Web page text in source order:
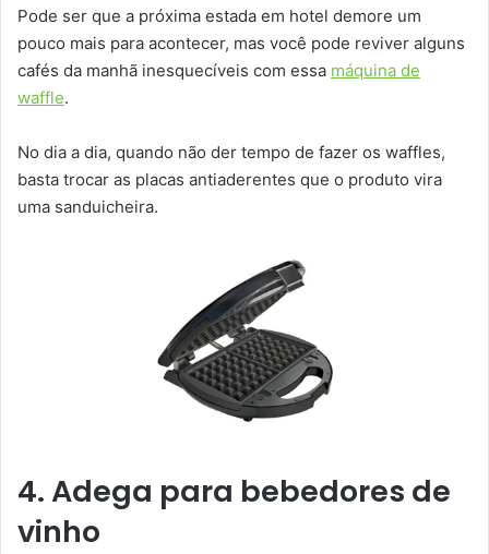
Pode ser que a próxima estada em hotel demore um
pouco mais para acontecer, mas você pode reviver alguns
cafés da manhã inesquecíveis com essa máquina de
waffle.
No dia a dia, quando não der tempo de fazer os waffles,
basta trocar as placas antiaderentes que o produto vira
uma sanduicheira.
4. Adega para bebedores de
vinho